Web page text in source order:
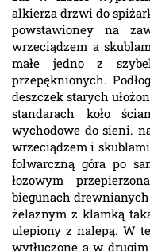
alkierza drzwi do
powstawioney na
wrzeciądzem a
małe jedno z
przepęknionych.
deszczek starych
standarach koło
wychodowe do sieni.
wrzeciądzem i
folwarczną góra po
łozowym
biegunach
żelaznym z klamką
ulepiony z nalepą. W
wytłuczone a w